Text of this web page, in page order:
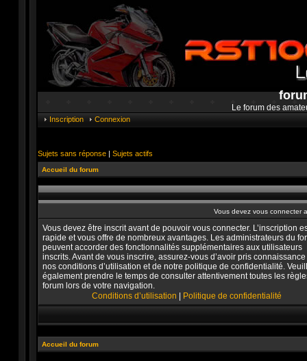
Le forum des
Inscription Connexion
Sujets sans réponse | Sujets actifs
Accueil du forum
Vous devez vous connecter
Vous devez être inscrit avant de pouvoir vous connecter. L’inscription
rapide et vous offre de nombreux avantages. Les administrateurs du
peuvent accorder des fonctionnalités supplémentaires aux utilisateurs
inscrits. Avant de vous inscrire, assurez-vous d’avoir pris
nos conditions d’utilisation et de notre politique de confidentialité.
également prendre le temps de consulter attentivement toutes les
forum lors de votre navigation.
Conditions d’utilisation
Politique de confidentialité
Accueil du forum